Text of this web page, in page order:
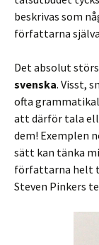
beskrivas som
författarna
Det absolut
svenska. Visst,
ofta
att därför tala
dem! Exemplen
sätt kan tänka
författarna helt
Steven Pinkers